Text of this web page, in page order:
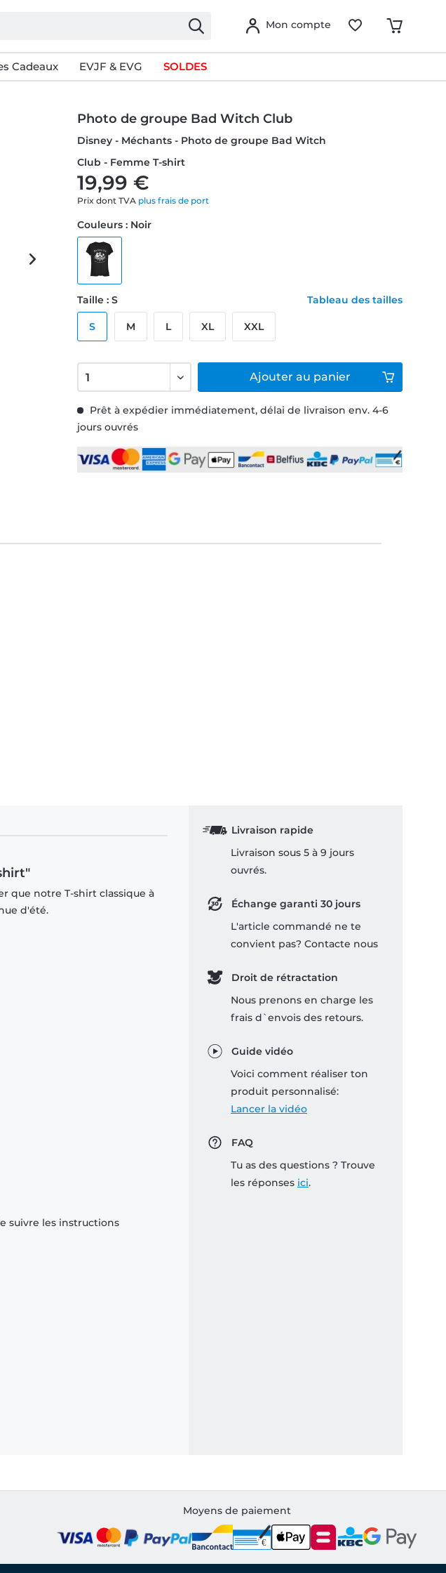
Mon compte
Cadeaux EVJF & EVG SOLDES
Photo de groupe Bad Witch Club
Disney - Méchants - Photo de groupe Bad Witch
Club - Femme T-shirt
19,99 €
Prix dont TVA plus frais de port
Prêt à expédier immédiatement, délai de livraison env. 4-6
jours ouvrés
Couleurs : Noir
Taille : S Tableau des tailles
S M L XL XXL
Ajouter au panier
que notre T-shirt classique à
d'été.
suivre les instructions
Livraison rapide
Livraison sous 5 à 9 jours
ouvrés.
Échange garanti 30 jours
L'article commandé ne te
convient pas? Contacte nous
Droit de rétractation
Nous prenons en charge les
frais d`envois des retours.
Guide vidéo
Voici comment réaliser ton
produit personnalisé:
Lancer la vidéo
FAQ
Tu as des questions ? Trouve
les réponses ici.
Moyens de paiement